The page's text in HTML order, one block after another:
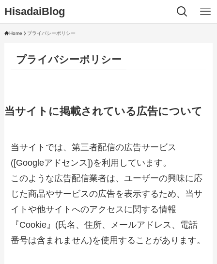
HisadaiBlog
Home プライバシーポリシー
プライバシーポリシー
当サイトに掲載されている広告について
当サイトでは、第三者配信の広告サービス
([Googleアドセンス])を利用しています。
このような広告配信業者は、ユーザーの興味に応
じた商品やサービスの広告を表示するため、当サ
イトや他サイトへのアクセスに関する情報
『Cookie』(氏名、住所、メールアドレス、電話
番号は含まれません)を使用することがあります。